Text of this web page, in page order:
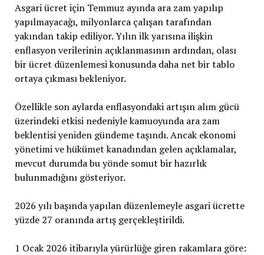
Asgari ücret için Temmuz ayında ara zam yapılıp
yapılmayacağı, milyonlarca çalışan tarafından
yakından takip ediliyor. Yılın ilk yarısına ilişkin
enflasyon verilerinin açıklanmasının ardından, olası
bir ücret düzenlemesi konusunda daha net bir tablo
ortaya çıkması bekleniyor.
Özellikle son aylarda enflasyondaki artışın alım gücü
üzerindeki etkisi nedeniyle kamuoyunda ara zam
beklentisi yeniden gündeme taşındı. Ancak ekonomi
yönetimi ve hükümet kanadından gelen açıklamalar,
mevcut durumda bu yönde somut bir hazırlık
bulunmadığını gösteriyor.
2026 yılı başında yapılan düzenlemeyle asgari ücrette
yüzde 27 oranında artış gerçekleştirildi.
1 Ocak 2026 itibarıyla yürürlüğe giren rakamlara göre: